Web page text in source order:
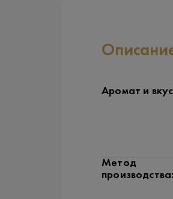
Аромат и
Метод
производства: